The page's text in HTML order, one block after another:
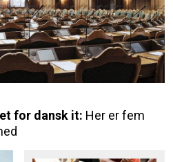
for dansk it: Her er fem